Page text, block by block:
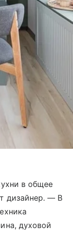
в общее
дизайнер. — В
духовой